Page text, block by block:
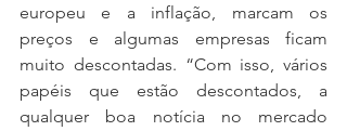
europeu e a inflação, marcam os
preços e algumas empresas ficam
muito descontadas. “Com isso, vários
papéis que estão descontados, a
qualquer boa notícia no mercado